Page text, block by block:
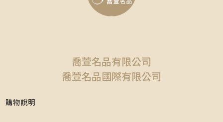
喬萱名品有限公司
喬萱名品國際有限公司
購物說明